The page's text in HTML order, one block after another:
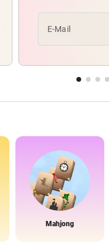
E-Mail
Mahjong